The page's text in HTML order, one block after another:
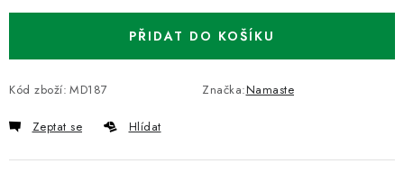
PŘIDAT DO KOŠÍKU
Kód zboží: MD187 Značka:Namaste
Zeptat se Hlídat